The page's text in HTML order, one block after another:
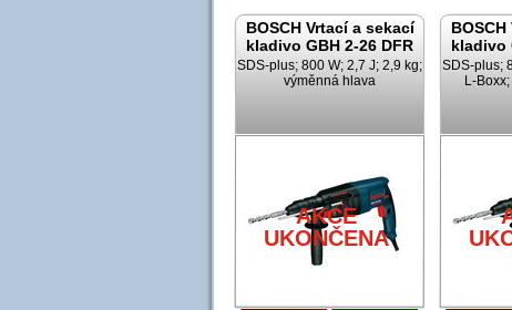
BOSCH Vrtací a sekací
kladivo GBH 2-26 DFR
SDS-plus; 800 W; 2,7 J; 2,9 kg;
výměnná hlava
AKCE
UKONČENA
kladivo
SDS-plus;
L-